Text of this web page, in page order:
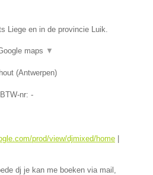
Liege en in de provincie Luik.
maps ▼
(Antwerpen)
, BTW-nr: -
prod/view/djmixed/home
dj je kan me boeken via mail,